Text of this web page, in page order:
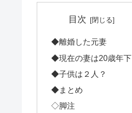
目次
◆離婚した元妻
◆現在の妻は20歳年下
◆子供は２人？
◆まとめ
◇脚注